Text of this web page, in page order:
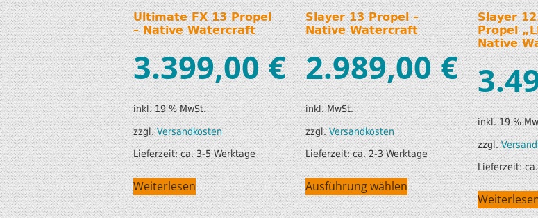
Ultimate FX 13 Propel
– Native Watercraft
3.399,00€
inkl. 19 % MwSt.
zzgl.Versandkosten
Lieferzeit:ca. 3-5 Werktage
Weiterlesen
Slayer 13 Propel –
Native Watercraft
2.989,00€
inkl. MwSt.
zzgl.Versandkosten
Lieferzeit:ca. 2-3 Werktage
Ausführung wählen
Slayer
Propel
Native
inkl. 19 %
zzgl.
Lieferzeit: